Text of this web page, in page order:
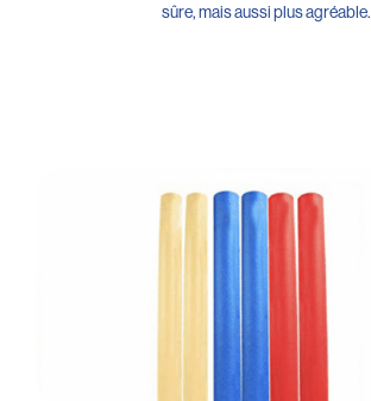
sûre, mais aussi plus agréable.